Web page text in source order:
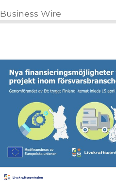
Business Wire